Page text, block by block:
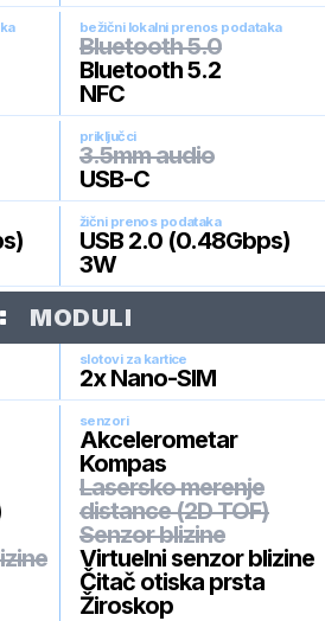
bežični lokalni prenos podataka
Bluetooth 5.0
Bluetooth 5.2
NFC
priključci
3.5mm audio
USB-C
žični prenos podataka
USB 2.0 (0.48Gbps)
3W
MODULI
slotovi za kartice
2x Nano-SIM
senzori
Akcelerometar
Kompas
Lasersko merenje
distance (2D TOF)
Senzor blizine
Virtuelni senzor blizine
Čitač otiska prsta
Žiroskop